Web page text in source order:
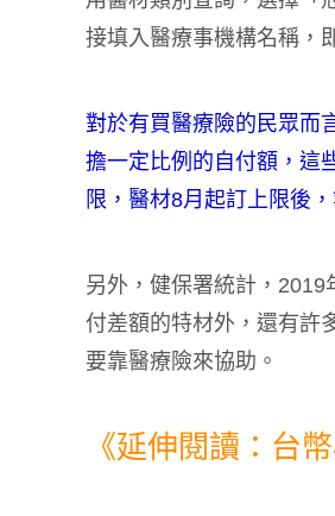
接填入醫療事機構名稱，
對於有買醫療險的民眾而
擔一定比例的自付額，這
限，醫材8月起訂上限後
另外，健保署統計，
付差額的特材外，還有許
要靠醫療險來協助。
《延伸閱讀：台